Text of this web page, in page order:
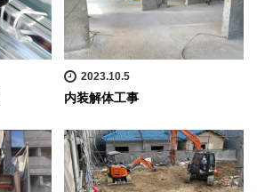
2023.10.5
内装解体工事